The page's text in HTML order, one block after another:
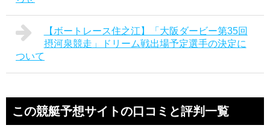
【ボートレース住之江】「大阪ダービー第35回
摂河泉競走」ドリーム戦出場予定選手の決定に
ついて
この競艇予想サイトの口コミと評判一覧